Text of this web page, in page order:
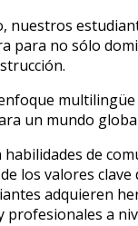
nuestros
para no sólo
un mundo
de
los valores
adquieren
profesionales a